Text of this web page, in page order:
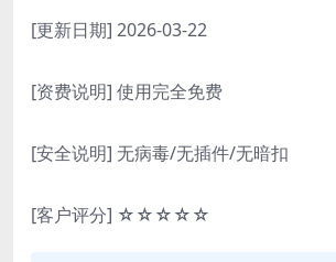
[更新日期] 2026-03-22
[资费说明] 使用完全免费
[安全说明] 无病毒/无插件/无暗扣
[客户评分] ☆☆☆☆☆